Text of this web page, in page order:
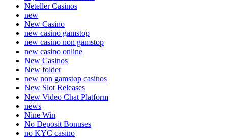
Neteller Casinos
new
New Casino
new casino gamstop
new casino non gamstop
new casino online
New Casinos
New folder
new non gamstop casinos
New Slot Releases
New Video Chat Platform
news
Nine Win
No Deposit Bonuses
no KYC casino